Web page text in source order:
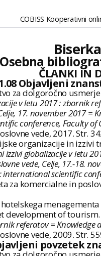
COBISS Kooperativni
Osebna
ČLANKI IN
Objavljeni
za dolgoročno
v letu 2017 : zbornik
17. november 2017 =
conference, Faculty of
vede, 2017. Str.
organizacije in izzivi
izzivi globalizacije v letu
vede, Celje, 17.-18.
scientific
za komercialne in
hotelskega
of tourism.
referatov =
vede, 2009. Str.
povzetek